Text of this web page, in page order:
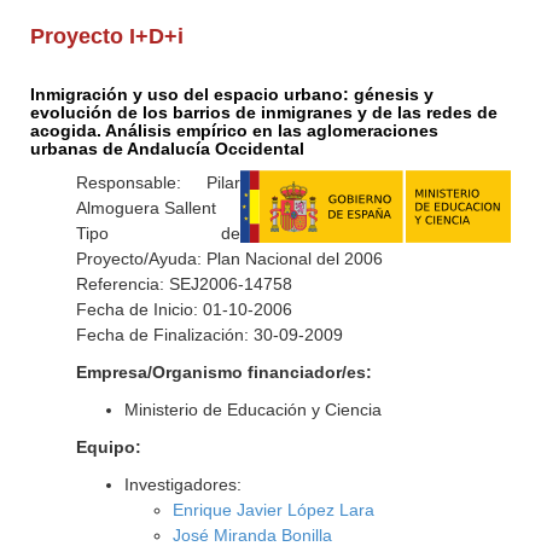
Proyecto I+D+i
Inmigración y uso del espacio urbano: génesis y
evolución de los barrios de inmigranes y de las redes de
acogida. Análisis empírico en las aglomeraciones
urbanas de Andalucía Occidental
Responsable: Pilar
Almoguera Sallent
Tipo de
Proyecto/Ayuda: Plan Nacional del 2006
Referencia: SEJ2006-14758
Fecha de Inicio: 01-10-2006
Fecha de Finalización: 30-09-2009
Empresa/Organismo financiador/es:
Ministerio de Educación y Ciencia
Equipo:
Investigadores:
Enrique Javier López Lara
José Miranda Bonilla